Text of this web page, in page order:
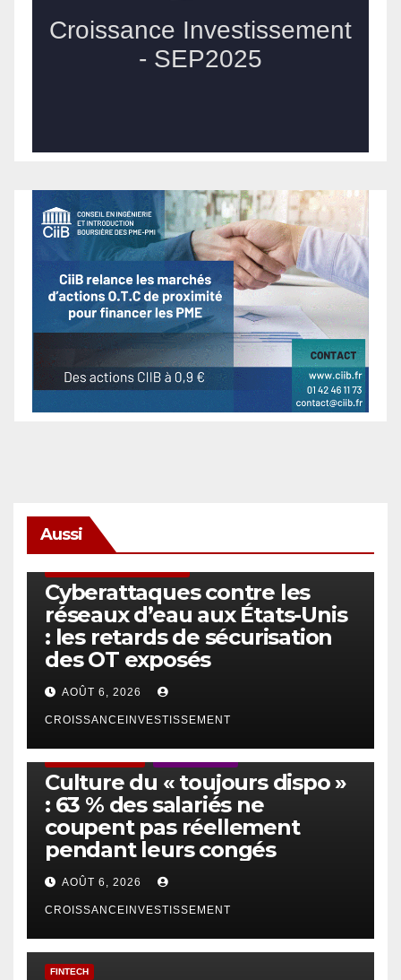
Aussi
Cyberattaques contre les
réseaux d’eau aux États-Unis
: les retards de sécurisation
des OT exposés
AOÛT 6, 2026
CROISSANCEINVESTISSEMENT
Culture du « toujours dispo »
: 63 % des salariés ne
coupent pas réellement
pendant leurs congés
AOÛT 6, 2026
CROISSANCEINVESTISSEMENT
FINTECH